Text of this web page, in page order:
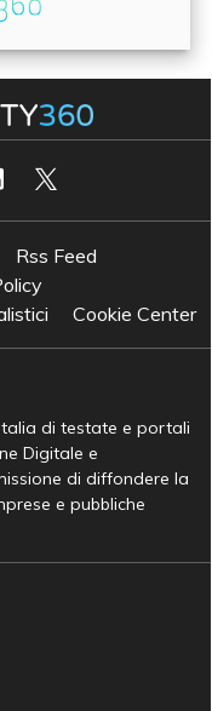
Rss Feed
Cookie Center
di testate e portali
Digitale e
di diffondere la
e pubbliche